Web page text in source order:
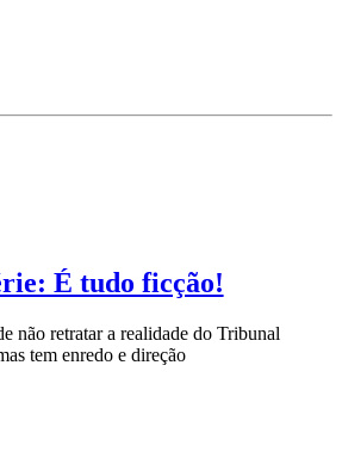
É tudo ficção!
não retratar a realidade do Tribunal
tem enredo e direção